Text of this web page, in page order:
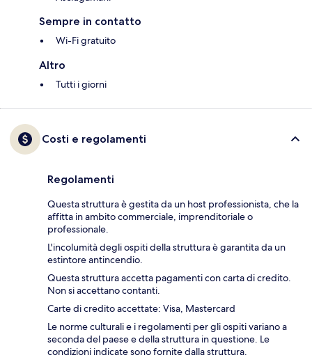
Sempre in contatto
Wi-Fi gratuito
Altro
Tutti i giorni
Costi e regolamenti
Regolamenti
Questa struttura è gestita da un host professionista, che la
affitta in ambito commerciale, imprenditoriale o
professionale.
L'incolumità degli ospiti della struttura è garantita da un
estintore antincendio.
Questa struttura accetta pagamenti con carta di credito.
Non si accettano contanti.
Carte di credito accettate: Visa, Mastercard
Le norme culturali e i regolamenti per gli ospiti variano a
seconda del paese e della struttura in questione. Le
condizioni indicate sono fornite dalla struttura.